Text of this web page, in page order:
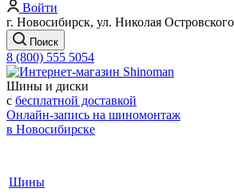
Войти
г. Новосибирск, ул. Николая
Поиск
8 (800) 555 5054
Шины и диски
с бесплатной доставкой
Онлайн-запись на шиномонтаж
в Новосибирске
Шины